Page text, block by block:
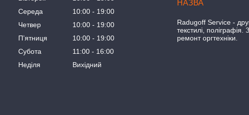
Середа
10:00
19:00
Четвер
10:00
19:00
Пʼятниця
10:00
19:00
Субота
11:00
16:00
Неділя
Вихідний
Radugoff Service -
текстилі, поліграфія.
ремонт оргтехніки.